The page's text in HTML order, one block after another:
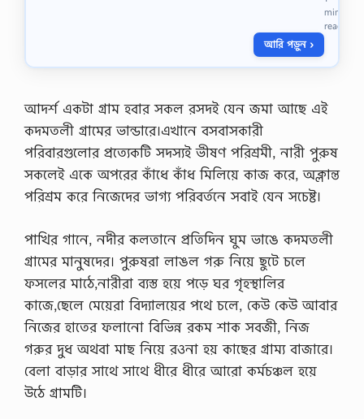
l
o
a
d
,
a
t
e
p
m
e
l
u
ন
বাং
লা
ম
ভা
ক
বী
ষ্ঠি
ন্দো
min
read
আরি পড়ুন ›
আদর্শ একটা গ্রাম হবার সকল রসদই যেন জমা আছে এই
কদমতলী গ্রামের ভান্ডারে।এখানে বসবাসকারী
পরিবারগুলোর প্রত্যেকটি সদস্যই ভীষণ পরিশ্রমী, নারী পুরুষ
সকলেই একে অপরের কাঁধে কাঁধ মিলিয়ে কাজ করে, অক্লান্ত
পরিশ্রম করে নিজেদের ভাগ্য পরিবর্তনে সবাই যেন সচেষ্ট।
পাখির গানে, নদীর কলতানে প্রতিদিন ঘুম ভাঙে কদমতলী
গ্রামের মানুষদের। পুরুষরা লাঙল গরু নিয়ে ছুটে চলে
ফসলের মাঠে,নারীরা ব্যস্ত হয়ে পড়ে ঘর গৃহস্থালির
কাজে,ছেলে মেয়েরা বিদ্যালয়ের পথে চলে, কেউ কেউ আবার
নিজের হাতের ফলানো বিভিন্ন রকম শাক সবজী, নিজ
গরুর দুধ অথবা মাছ নিয়ে রওনা হয় কাছের গ্রাম্য বাজারে।
বেলা বাড়ার সাথে সাথে ধীরে ধীরে আরো কর্মচঞ্চল হয়ে
উঠে গ্রামটি।